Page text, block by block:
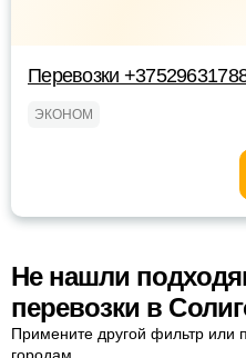
Перевозки
ЭКОНОМ
Не нашли
перевозки в
Примените другой фильтр или